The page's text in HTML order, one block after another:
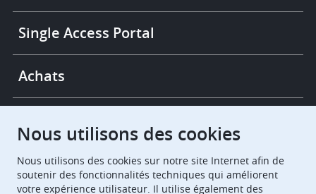
Single Access Portal
Achats
European Patent Office EPO Jobs
Nous utilisons des cookies
Nous utilisons des cookies sur notre site Internet afin de
soutenir des fonctionnalités techniques qui améliorent
votre expérience utilisateur. Il utilise également des